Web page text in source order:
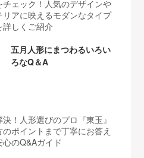
ェック！人気のデザインや
アに映えるモダンなタイプ
しくご紹介
五月人形にまつわるいろい
ろなQ＆A
！人形選びのプロ『東玉』
ポイントまで丁寧にお答え
のQ&Aガイド